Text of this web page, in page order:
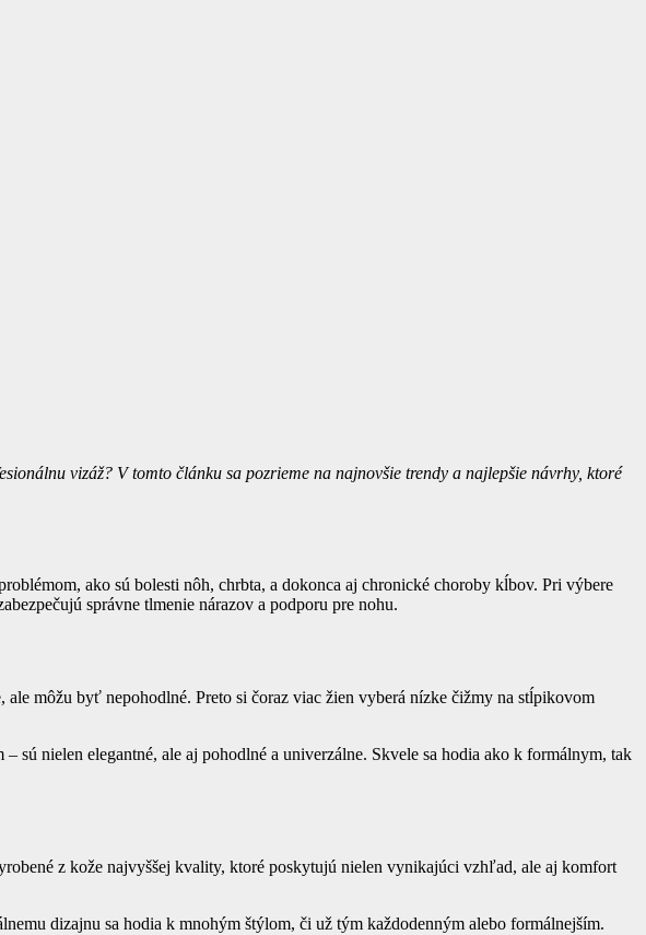
vizáž? V tomto článku sa pozrieme na najnovšie trendy a najlepšie návrhy, ktoré
ako sú bolesti nôh, chrbta, a dokonca aj chronické choroby kĺbov. Pri výbere
správne tlmenie nárazov a podporu pre nohu.
môžu byť nepohodlné. Preto si čoraz viac žien vyberá nízke čižmy na stĺpikovom
nielen elegantné, ale aj pohodlné a univerzálne. Skvele sa hodia ako k formálnym, tak
z kože najvyššej kvality, ktoré poskytujú nielen vynikajúci vzhľad, ale aj komfort
dizajnu sa hodia k mnohým štýlom, či už tým každodenným alebo formálnejším.